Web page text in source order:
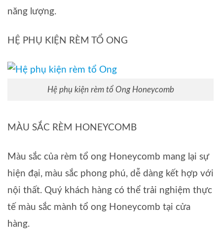
năng lượng.
HỆ PHỤ KIỆN RÈM TỔ ONG
Hệ phụ kiện rèm tổ Ong Honeycomb
MÀU SẮC RÈM HONEYCOMB
Màu sắc của rèm tổ ong Honeycomb mang lại sự
hiện đại, màu sắc phong phú, dễ dàng kết hợp với
nội thất. Quý khách hàng có thể trải nghiệm thực
tế màu sắc mành tổ ong Honeycomb tại cửa
hàng.